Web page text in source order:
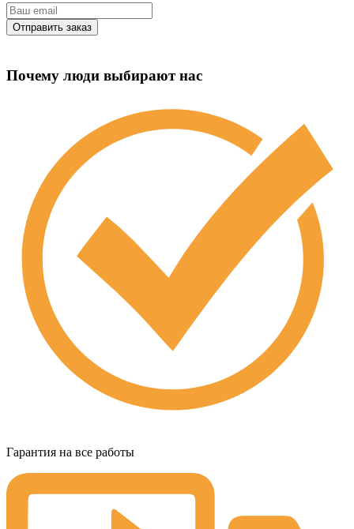
Почему люди выбирают нас
Гарантия на все работы